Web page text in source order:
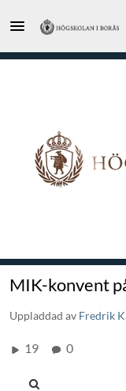
MIK-konvent
Uppladdad av Fredrik
19 0